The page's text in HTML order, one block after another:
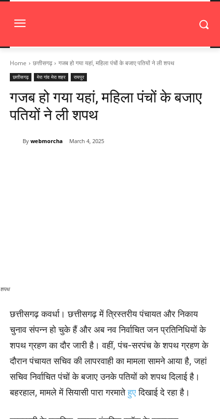
Home छत्तीसगढ़ गजब हो गया यहां, महिला पंचों के बजाए पतियों ने ली शपथ
छत्तीसगढ़ मेरा गांव मेरा शहर रायपुर
गजब हो गया यहां, महिला पंचों के बजाए
पतियों ने ली शपथ
By webmorcha March 4, 2025
शपथ
छत्तीसगढ़ कवर्धा। छत्तीसगढ़ में त्रिस्तरीय पंचायत और निकाय
चुनाव संपन्न हो चुके हैं और अब नव निर्वाचित जन प्रतिनिधियों के
शपथ ग्रहण का दौर जारी है। वहीं, पंच-सरपंच के शपथ ग्रहण के
दौरान पंचायत सचिव की लापरवाही का मामला सामने आया है, जहां
सचिव निर्वाचित पंचों के बजाए उनके पतियों को शपथ दिलाई है।
बहरहाल, मामले में सियासी पारा गरमातेहुएदिखाई दे रहा है।